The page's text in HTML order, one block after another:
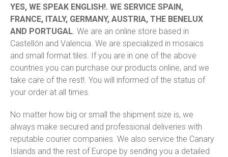
YES, WE SPEAK ENGLISH!. WE SERVICE SPAIN,
FRANCE, ITALY, GERMANY, AUSTRIA, THE BENELUX
AND PORTUGAL. We are an online store based in
Castellón and Valencia. We are specialized in mosaics
and small format tiles. If you are in one of the above
countries you can purchase our products online, and we
take care of the rest!. You will informed of the status of
your order at all times.
No matter how big or small the shipment size is, we
always make secured and professional deliveries with
reputable courier companies. We also service the Canary
Islands and the rest of Europe by sending you a detailed